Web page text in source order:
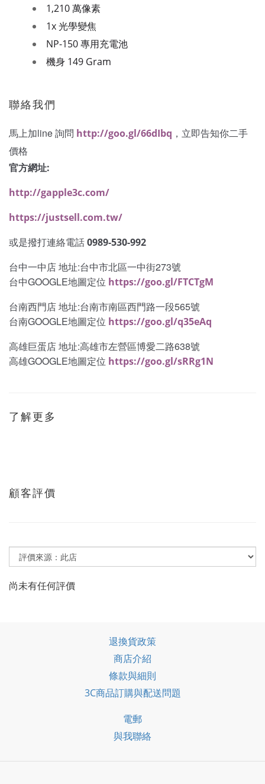
1,210 萬像素
1x 光學變焦
NP-150 專用充電池
機身 149 Gram
聯絡我們
馬上加line 詢問 http://goo.gl/66dIbq ，立即告知你二手
價格
官方網址:
http://gapple3c.com/
https://justsell.com.tw/
或是撥打連絡電話0989-530-992
台中一中店 地址:台中市北區一中街273號
台中GOOGLE地圖定位 https://goo.gl/FTCTgM
台南西門店 地址:台南市南區西門路一段565號
台南GOOGLE地圖定位 https://goo.gl/q35eAq
高雄巨蛋店 地址:高雄市左營區博愛二路638號
高雄GOOGLE地圖定位 https://goo.gl/sRRg1N
了解更多
顧客評價
尚未有任何評價
退換貨政策
商店介紹
條款與細則
3C商品訂購與配送問題
電郵
與我聯絡